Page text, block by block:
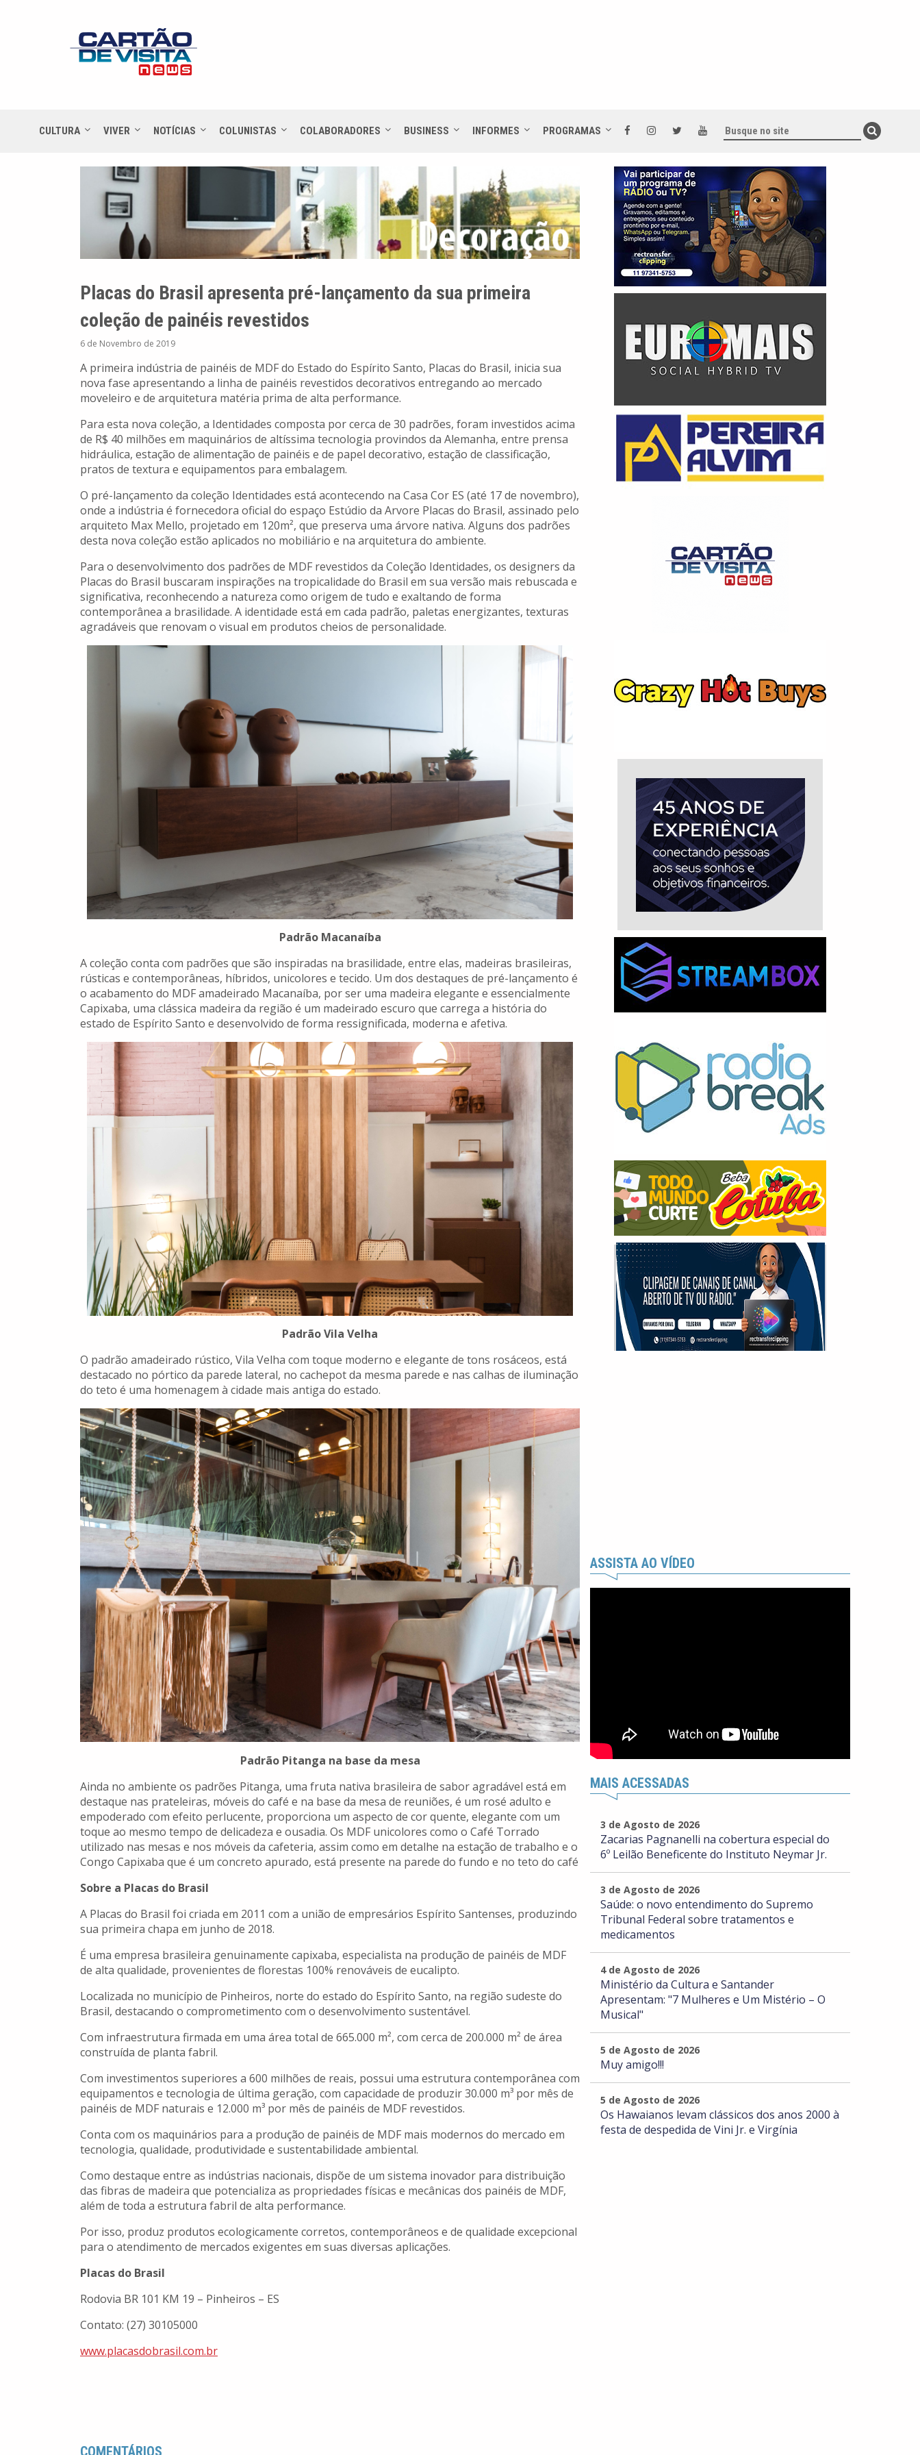
CULTURA VIVER NOTÍCIAS COLUNISTAS COLABORADORES BUSINESS INFORMES PROGRAMAS
Placas do Brasil apresenta pré-lançamento da sua primeira
coleção de painéis revestidos
6 de Novembro de 2019
A primeira indústria de painéis de MDF do Estado do Espírito Santo, Placas do Brasil, inicia sua
nova fase apresentando a linha de painéis revestidos decorativos entregando ao mercado
moveleiro e de arquitetura matéria prima de alta performance.
Para esta nova coleção, a Identidades composta por cerca de 30 padrões, foram investidos acima
de R$ 40 milhões em maquinários de altíssima tecnologia provindos da Alemanha, entre prensa
hidráulica, estação de alimentação de painéis e de papel decorativo, estação de classificação,
pratos de textura e equipamentos para embalagem.
O pré-lançamento da coleção Identidades está acontecendo na Casa Cor ES (até 17 de novembro),
onde a indústria é fornecedora oficial do espaço Estúdio da Arvore Placas do Brasil, assinado pelo
arquiteto Max Mello, projetado em 120m², que preserva uma árvore nativa. Alguns dos padrões
desta nova coleção estão aplicados no mobiliário e na arquitetura do ambiente.
Para o desenvolvimento dos padrões de MDF revestidos da Coleção Identidades, os designers da
Placas do Brasil buscaram inspirações na tropicalidade do Brasil em sua versão mais rebuscada e
significativa, reconhecendo a natureza como origem de tudo e exaltando de forma
contemporânea a brasilidade. A identidade está em cada padrão, paletas energizantes, texturas
agradáveis que renovam o visual em produtos cheios de personalidade.
Padrão Macanaíba
A coleção conta com padrões que são inspiradas na brasilidade, entre elas, madeiras brasileiras,
rústicas e contemporâneas, híbridos, unicolores e tecido. Um dos destaques de pré-lançamento é
o acabamento do MDF amadeirado Macanaíba, por ser uma madeira elegante e essencialmente
Capixaba, uma clássica madeira da região é um madeirado escuro que carrega a história do
estado de Espírito Santo e desenvolvido de forma ressignificada, moderna e afetiva.
Padrão Vila Velha
O padrão amadeirado rústico, Vila Velha com toque moderno e elegante de tons rosáceos, está
destacado no pórtico da parede lateral, no cachepot da mesma parede e nas calhas de iluminação
do teto é uma homenagem à cidade mais antiga do estado.
Padrão Pitanga na base da mesa
Ainda no ambiente os padrões Pitanga, uma fruta nativa brasileira de sabor agradável está em
destaque nas prateleiras, móveis do café e na base da mesa de reuniões, é um rosé adulto e
empoderado com efeito perlucente, proporciona um aspecto de cor quente, elegante com um
toque ao mesmo tempo de delicadeza e ousadia. Os MDF unicolores como o Café Torrado
utilizado nas mesas e nos móveis da cafeteria, assim como em detalhe na estação de trabalho e o
Congo Capixaba que é um concreto apurado, está presente na parede do fundo e no teto do café
Sobre a Placas do Brasil
A Placas do Brasil foi criada em 2011 com a união de empresários Espírito Santenses, produzindo
sua primeira chapa em junho de 2018.
É uma empresa brasileira genuinamente capixaba, especialista na produção de painéis de MDF
de alta qualidade, provenientes de florestas 100% renováveis de eucalipto.
Localizada no município de Pinheiros, norte do estado do Espírito Santo, na região sudeste do
Brasil, destacando o comprometimento com o desenvolvimento sustentável.
Com infraestrutura firmada em uma área total de 665.000 m², com cerca de 200.000 m² de área
construída de planta fabril.
Com investimentos superiores a 600 milhões de reais, possui uma estrutura contemporânea com
equipamentos e tecnologia de última geração, com capacidade de produzir 30.000 m³ por mês de
painéis de MDF naturais e 12.000 m³ por mês de painéis de MDF revestidos.
Conta com os maquinários para a produção de painéis de MDF mais modernos do mercado em
tecnologia, qualidade, produtividade e sustentabilidade ambiental.
Como destaque entre as indústrias nacionais, dispõe de um sistema inovador para distribuição
das fibras de madeira que potencializa as propriedades físicas e mecânicas dos painéis de MDF,
além de toda a estrutura fabril de alta performance.
Por isso, produz produtos ecologicamente corretos, contemporâneos e de qualidade excepcional
para o atendimento de mercados exigentes em suas diversas aplicações.
Placas do Brasil
Rodovia BR 101 KM 19 – Pinheiros – ES
Contato: (27) 30105000
www.placasdobrasil.com.br
COMENTÁRIOS
ASSISTA AO VÍDEO
MAIS ACESSADAS
3 de Agosto de 2026
Zacarias Pagnanelli na cobertura especial do
6º Leilão Beneficente do Instituto Neymar Jr.
3 de Agosto de 2026
Saúde: o novo entendimento do Supremo
Tribunal Federal sobre tratamentos e
medicamentos
4 de Agosto de 2026
Ministério da Cultura e Santander
Apresentam: "7 Mulheres e Um Mistério – O
Musical"
5 de Agosto de 2026
Muy amigo!!!
5 de Agosto de 2026
Os Hawaianos levam clássicos dos anos 2000 à
festa de despedida de Vini Jr. e Virgínia